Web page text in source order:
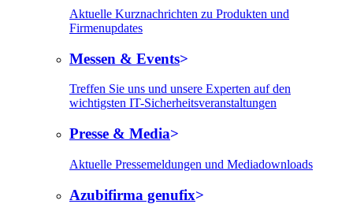
Aktuelle Kurznachrichten zu Produkten und
Firmenupdates
Messen & Events
Treffen Sie uns und unsere Experten auf den
wichtigsten IT-Sicherheitsveranstaltungen
Presse & Media
Aktuelle Pressemeldungen und Mediadownloads
Azubifirma genufix